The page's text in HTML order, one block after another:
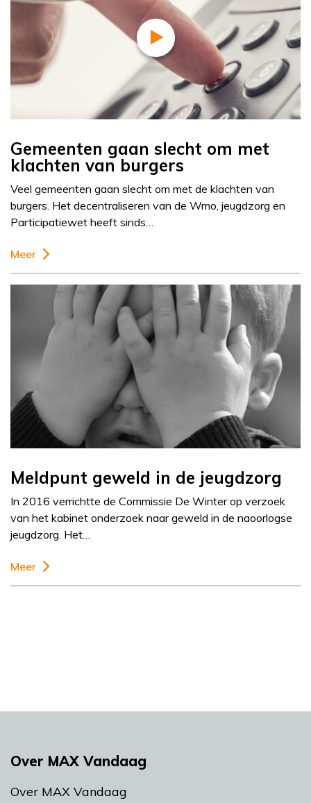
Gemeenten gaan slecht om met
klachten van burgers
Veel gemeenten gaan slecht om met de klachten van
burgers. Het decentraliseren van de Wmo, jeugdzorg en
Participatiewet heeft sinds…
Meer
Meldpunt geweld in de jeugdzorg
In 2016 verrichtte de Commissie De Winter op verzoek
van het kabinet onderzoek naar geweld in de naoorlogse
jeugdzorg. Het…
Meer
Over MAX Vandaag
Over MAX Vandaag